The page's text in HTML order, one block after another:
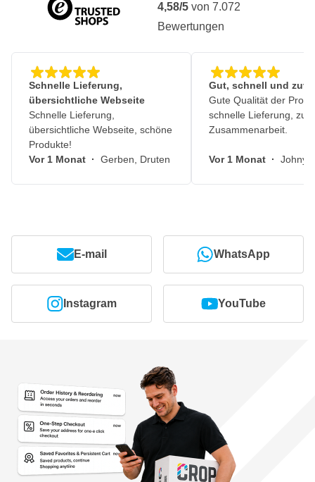
4,58/5 von 7.072
Bewertungen
Schnelle Lieferung,
übersichtliche Webseite
Schnelle Lieferung,
übersichtliche Webseite, schöne
Produkte!
Vor 1 Monat · Gerben, Druten
Gut, schnell und
Gute Qualität der
schnelle Lieferung,
Zusammenarbeit.
Vor 1 Monat · Johny,
E-mail WhatsApp
Instagram YouTube